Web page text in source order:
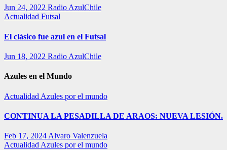
Jun 24, 2022 Radio AzulChile
Actualidad Futsal
El clásico fue azul en el Futsal
Jun 18, 2022 Radio AzulChile
Azules en el Mundo
Actualidad Azules por el mundo
CONTINUA LA PESADILLA DE ARAOS: NUEVA LESIÓN.
Feb 17, 2024 Alvaro Valenzuela
Actualidad Azules por el mundo